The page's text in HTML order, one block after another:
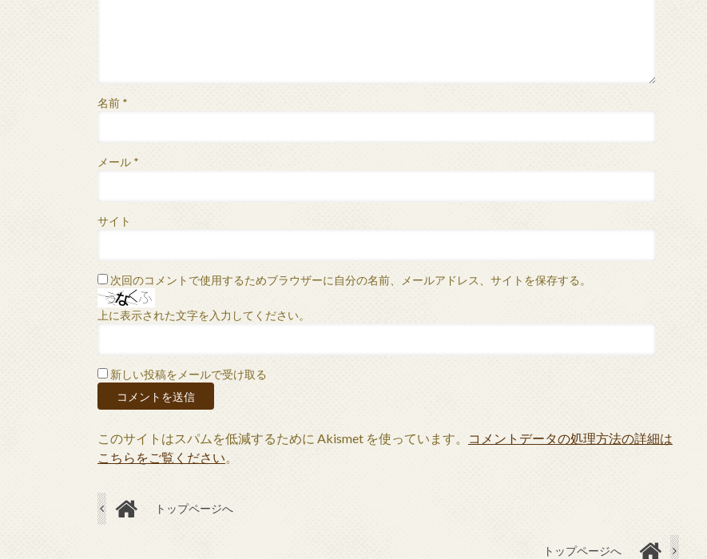
名前 *
メール *
サイト
次回のコメントで使用するためブラウザーに自分の名前、メールアドレス、サイトを保存する。
上に表示された文字を入力してください。
新しい投稿をメールで受け取る
このサイトはスパムを低減するために Akismet を使っています。
コメントデータの処理方法の詳細は
こちらをご覧ください。
トップページへ
トップページへ